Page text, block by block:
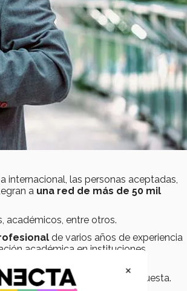
internacional, las personas aceptadas,
a una red de más de 50 mil
académicos, entre otros.
de varios años de experiencia
académica en instituciones
que apoyaron su propuesta.
×